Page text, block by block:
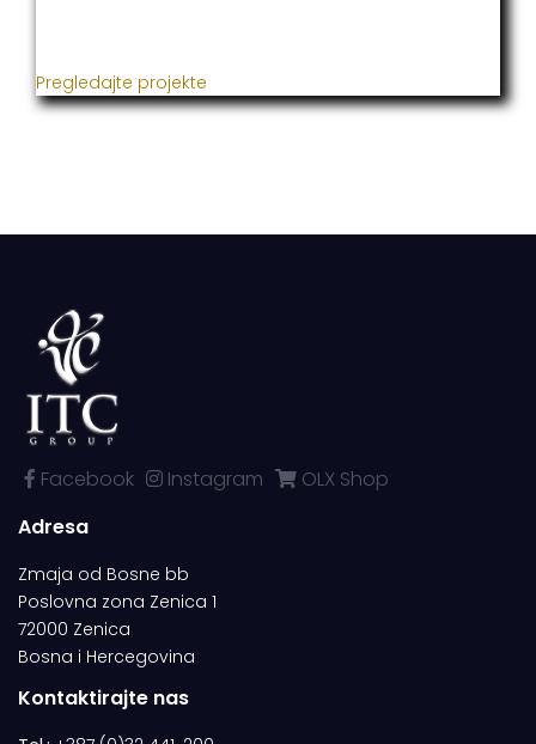
Pregledajte projekte
Facebook Instagram
OLX Shop
Adresa
Zmaja od Bosne bb
Poslovna zona Zenica 1
72000 Zenica
Bosna i Hercegovina
Kontaktirajte nas